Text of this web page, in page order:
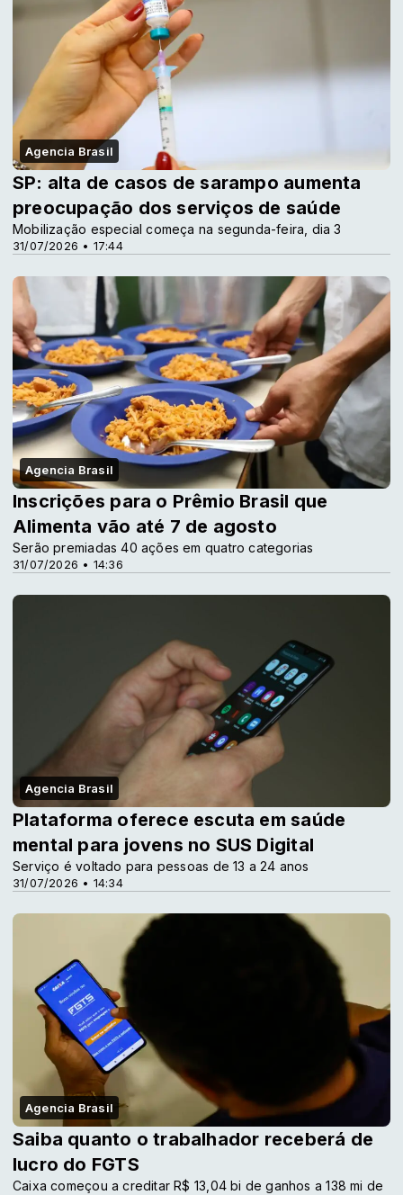
Agencia Brasil
31/07/2026 • 17:44
SP: alta de casos de sarampo aumenta
preocupação dos serviços de saúde
Mobilização especial começa na segunda-feira, dia 3
Agencia Brasil
31/07/2026 • 14:36
Inscrições para o Prêmio Brasil que
Alimenta vão até 7 de agosto
Serão premiadas 40 ações em quatro categorias
Agencia Brasil
31/07/2026 • 14:34
Plataforma oferece escuta em saúde
mental para jovens no SUS Digital
Serviço é voltado para pessoas de 13 a 24 anos
Agencia Brasil
Saiba quanto o trabalhador receberá de
lucro do FGTS
Caixa começou a creditar R$ 13,04 bi de ganhos a 138 mi de